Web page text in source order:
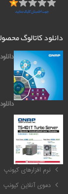
دانلود کاتالوگ
کیونپ QNAP
نرم افزارهای کیونپ
دموی آنلاین کیونپ